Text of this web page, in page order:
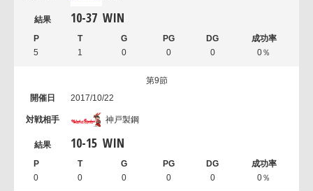
10-37 WIN
5 1 0 0 0 0％
第9節
2017/10/22
神戸製鋼
10-15 WIN
0 0 0 0 0 0％